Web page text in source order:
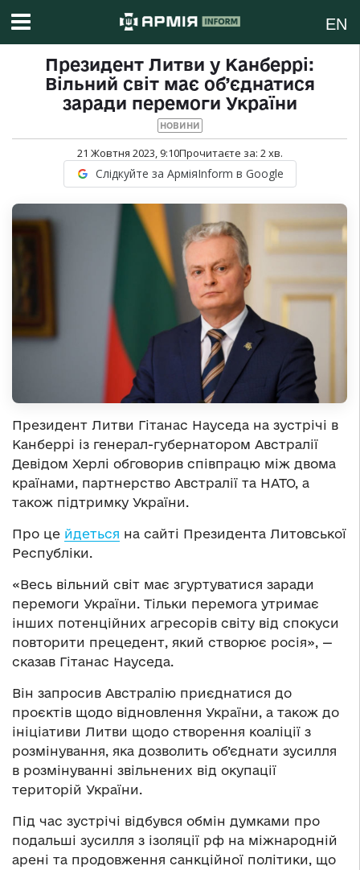
EN
Президент Литви у Канберрі:
Вільний світ має об’єднатися
заради перемоги України
НОВИНИ
21 Жовтня 2023, 9:10Прочитаєте за: 2хв.
Слідкуйте за АрміяInform в Google
Президент Литви Гітанас Науседа на зустрічі в
Канберрі із генерал-губернатором Австралії
Девідом Херлі обговорив співпрацю між двома
країнами, партнерство Австралії та НАТО, а
також підтримку України.
Про це йдеться на сайті Президента Литовської
Республіки.
«Весь вільний світ має згуртуватися заради
перемоги України. Тільки перемога утримає
інших потенційних агресорів світу від спокуси
повторити прецедент, який створює росія», —
сказав Гітанас Науседа.
Він запросив Австралію приєднатися до
проєктів щодо відновлення України, а також до
ініціативи Литви щодо створення коаліції з
розмінування, яка дозволить об’єднати зусилля
в розмінуванні звільнених від окупації
територій України.
Під час зустрічі відбувся обмін думками про
подальші зусилля з ізоляції рф на міжнародній
арені та продовження санкційної політики, що